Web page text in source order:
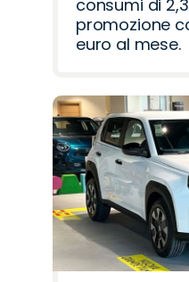
consumi di
promozione
euro al mese.